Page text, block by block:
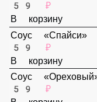
Соус «Шрирача»
59 ₽
В корзину
Соус «Спайси»
59 ₽
В корзину